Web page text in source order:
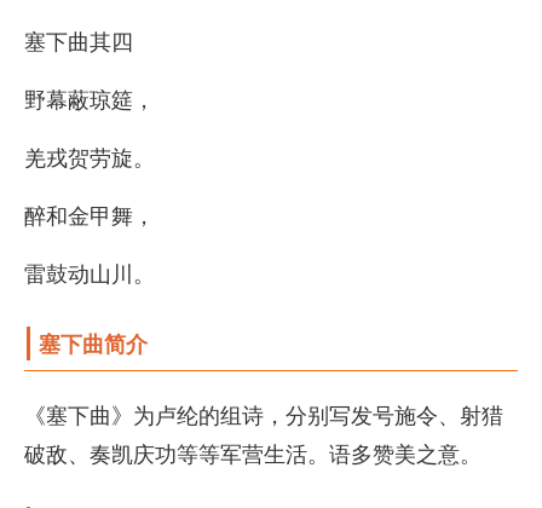
塞下曲其四
野幕蔽琼筵，
羌戎贺劳旋。
醉和金甲舞，
雷鼓动山川。
塞下曲简介
《塞下曲》为卢纶的组诗，分别写发号施令、射猎
破敌、奏凯庆功等等军营生活。语多赞美之意。